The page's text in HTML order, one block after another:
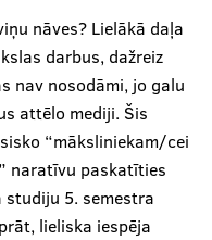
nāves? Lielākā daļa
darbus, dažreiz
nav nosodāmi, jo galu
attēlo mediji. Šis
“māksliniekam/cei
naratīvu paskatīties
studiju 5. semestra
lieliska iespēja